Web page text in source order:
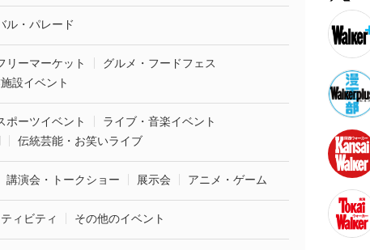
ル・パレード
リーマーケット
グルメ・フードフェス
設イベント
ポーツイベント
ライブ・音楽イベント
伝統芸能・お笑いライブ
講演会・トークショー 展示会 アニメ・ゲーム
ィビティ その他のイベント